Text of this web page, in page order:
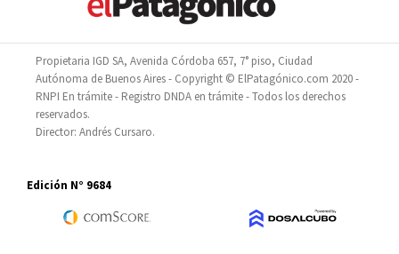
Propietaria IGD SA, Avenida Córdoba 657, 7° piso, Ciudad
Autónoma de Buenos Aires - Copyright © ElPatagónico.com 2020 -
RNPI En trámite - Registro DNDA en trámite - Todos los derechos
reservados.
Director: Andrés Cursaro.
Edición N° 9684